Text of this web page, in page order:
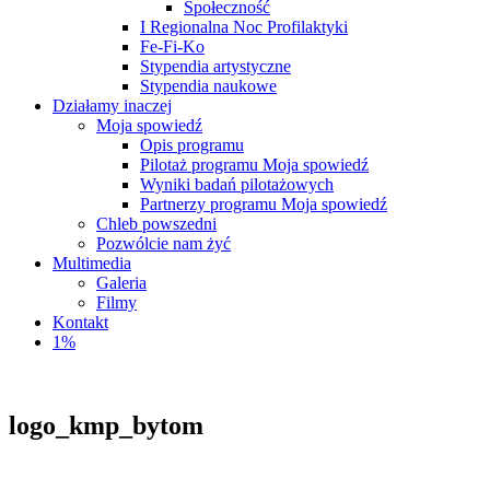
Społeczność
I Regionalna Noc Profilaktyki
Fe-Fi-Ko
Stypendia artystyczne
Stypendia naukowe
Działamy inaczej
Moja spowiedź
Opis programu
Pilotaż programu Moja spowiedź
Wyniki badań pilotażowych
Partnerzy programu Moja spowiedź
Chleb powszedni
Pozwólcie nam żyć
Multimedia
Galeria
Filmy
Kontakt
1%
logo_kmp_bytom